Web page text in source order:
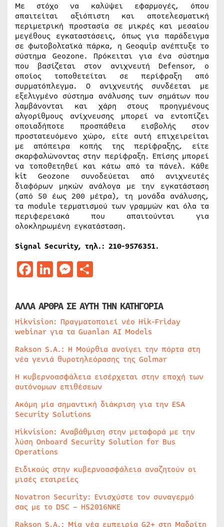
Με στόχο να καλύψει εφαρμογές, όπου
απαιτείται αξιόπιστη και αποτελεσματική
περιμετρική προστασία σε μικρές και μεσαίου
μεγέθους εγκαταστάσεις, όπως για παράδειγμα
σε φωτοβολταϊκά πάρκα, η Geoquip ανέπτυξε το
σύστημα Geozone. Πρόκειται για ένα σύστημα
που βασίζεται στον ανιχνευτή Defensor, o
οποίος τοποθετείται σε περίφραξη από
συρματόπλεγμα. Ο ανιχνευτής συνδέεται με
εξελιγμένο σύστημα ανάλυσης των σημάτων που
λαμβάνονται και χάρη στους προηγμένους
αλγορίθμους ανίχνευσης μπορεί να εντοπίζει
οποιαδήποτε προσπάθεια εισβολής στον
προστατευόμενο χώρο, είτε αυτή επιχειρείται
με απόπειρα κοπής της περίφραξης, είτε
σκαρφαλώνοντας στην περίφραξη. Επίσης μπορεί
να τοποθετηθεί και κάτω από τα πάνελ. Κάθε
kit Geozone συνοδεύεται από ανιχνευτές
διαφόρων μηκών ανάλογα με την εγκατάσταση
(από 50 έως 200 μέτρα), τη μονάδα ανάλυσης,
τα module τερματισμού των γραμμών και όλα τα
περιφερειακά που απαιτούνται για
ολοκληρωμένη εγκατάσταση.
Signal Security, τηλ.: 210-9576351.
Facebook
LinkedIn
Messenger
ΑΛΛΑ ΑΡΘΡΑ ΣΕ ΑΥΤΗ ΤΗΝ ΚΑΤΗΓΟΡΙΑ
Hikvision: Πραγματοποιεί νέο Hik-Friday
webinar για τα Guanlan AI Models
Rakson S.A.: Η Μούρθια ανοίγει την πόρτα στη
νέα γενιά θυροτηλεόρασης της Golmar
Η κυβερνοασφάλεια εισέρχεται στην εποχή των
αυτόνομων επιθέσεων
Ακόμη μία σημαντική διάκριση για την ESA
Security Solutions
Hikvision: Αναβάθμιση στην μεταφορά με την
λύση Onboard Security Solution for Bus
Operations
Ειδικούς στην κυβερνοασφάλεια αναζητούν οι
μισές εταιρείες
Novatron Security: Ενισχύστε τον συναγερμό
σας με το DSC – HS2016NKE
Rakson S.A.: Μία νέα εμπειρία G2+ στη Μαδρίτη